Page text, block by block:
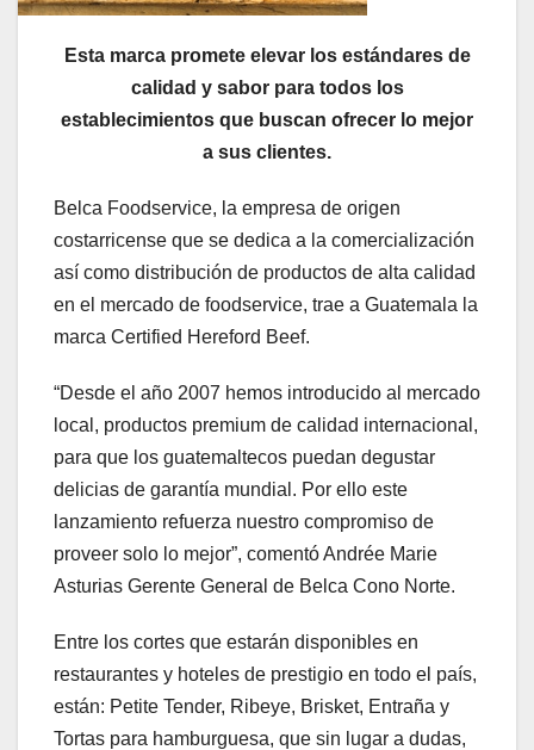
Esta marca promete elevar los estándares de
calidad y sabor para todos los
establecimientos que buscan ofrecer lo mejor
a sus clientes.
Belca Foodservice, la empresa de origen
costarricense que se dedica a la comercialización
así como distribución de productos de alta calidad
en el mercado de foodservice, trae a Guatemala la
marca Certified Hereford Beef.
“Desde el año 2007 hemos introducido al mercado
local, productos premium de calidad internacional,
para que los guatemaltecos puedan degustar
delicias de garantía mundial. Por ello este
lanzamiento refuerza nuestro compromiso de
proveer solo lo mejor”, comentó Andrée Marie
Asturias Gerente General de Belca Cono Norte.
Entre los cortes que estarán disponibles en
restaurantes y hoteles de prestigio en todo el país,
están: Petite Tender, Ribeye, Brisket, Entraña y
Tortas para hamburguesa, que sin lugar a dudas,